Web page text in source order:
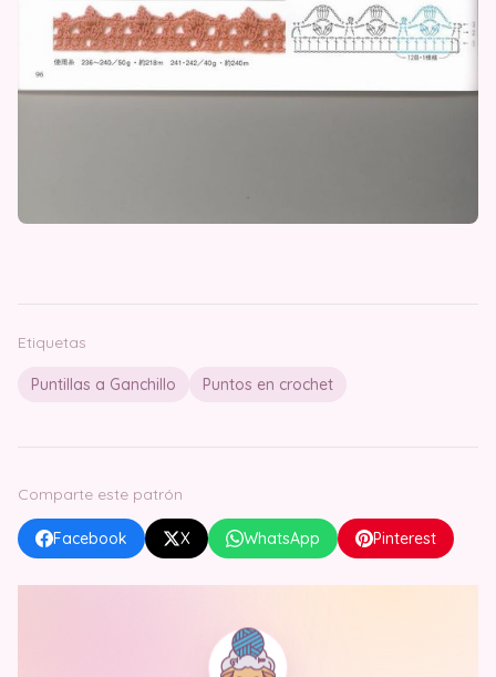
Etiquetas
Puntillas a Ganchillo Puntos en crochet
Comparte este patrón
Facebook X WhatsApp Pinterest